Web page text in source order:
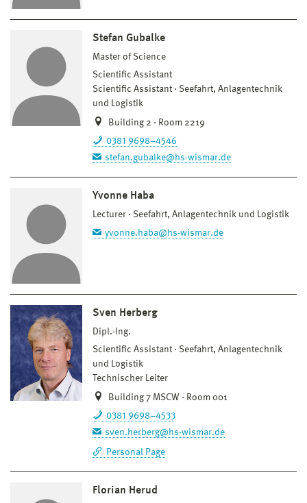
Stefan Gubalke
Master of Science
Scientific Assistant
Scientific Assistant
Seefahrt, Anlagentechnik
und Logistik
Building 2 · Room 2219
0381 9698–4546
stefan.gubalke@hs-wismar.de
Yvonne Haba
Lecturer
Seefahrt, Anlagentechnik und Logistik
yvonne.haba@hs-wismar.de
Sven Herberg
Dipl.-Ing.
Scientific Assistant
Seefahrt, Anlagentechnik
und Logistik
Technischer Leiter
Building 7 MSCW · Room 001
0381 9698–4533
sven.herberg@hs-wismar.de
Personal Page
Florian Herud